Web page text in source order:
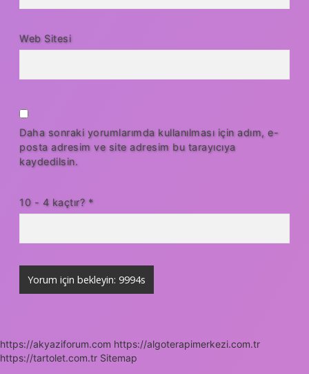
Web Sitesi
Daha sonraki yorumlarımda kullanılması için adım, e-
posta adresim ve site adresim bu tarayıcıya
kaydedilsin.
10 - 4 kaçtır? *
https://akyaziforum.com https://algoterapimerkezi.com.tr
https://tartolet.com.tr Sitemap